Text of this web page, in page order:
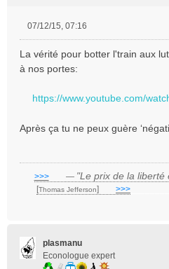
s
s
o
l
07/12/15, 07:16
La vérité pour botter l'train aux
à nos portes:
https://www.youtube.com/
Après ça tu ne peux guère
>>>___ — "Le prix de la liberté
[Thomas Jefferson] >>>
plasmanu
Econologue expert